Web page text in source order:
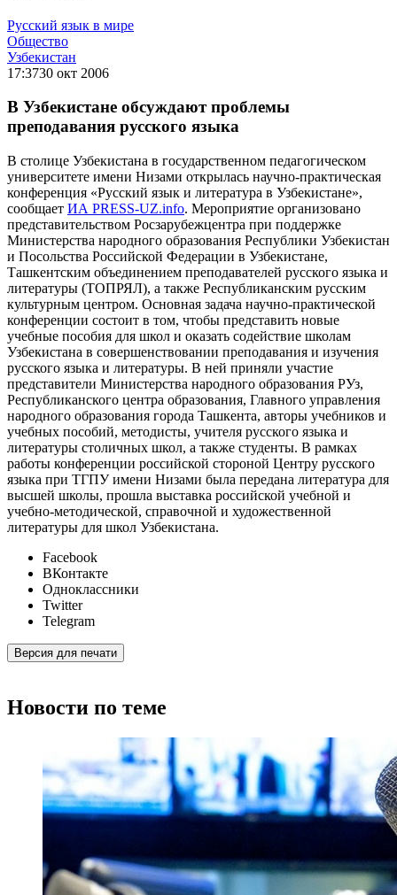
Русский язык в мире
Общество
Узбекистан
17:3730 окт 2006
В Узбекистане обсуждают проблемы
преподавания русского языка
В столице Узбекистана в государственном педагогическом
университете имени Низами открылась научно-практическая
конференция «Русский язык и литература в Узбекистане»,
сообщает ИА PRESS-UZ.info. Мероприятие организовано
представительством Росзарубежцентра при поддержке
Министерства народного образования Республики Узбекистан
и Посольства Российской Федерации в Узбекистане,
Ташкентским объединением преподавателей русского языка и
литературы (ТОПРЯЛ), а также Республиканским русским
культурным центром. Основная задача научно-практической
конференции состоит в том, чтобы представить новые
учебные пособия для школ и оказать содействие школам
Узбекистана в совершенствовании преподавания и изучения
русского языка и литературы. В ней приняли участие
представители Министерства народного образования РУз,
Республиканского центра образования, Главного управления
народного образования города Ташкента, авторы учебников и
учебных пособий, методисты, учителя русского языка и
литературы столичных школ, а также студенты. В рамках
работы конференции российской стороной Центру русского
языка при ТГПУ имени Низами была передана литература для
высшей школы, прошла выставка российской учебной и
учебно-методической, справочной и художественной
литературы для школ Узбекистана.
Facebook
ВКонтакте
Одноклассники
Twitter
Telegram
Версия для печати
Новости по теме